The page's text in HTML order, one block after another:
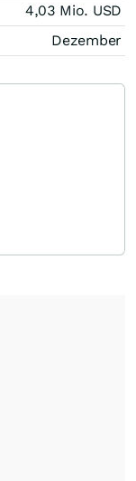
4,03 Mio. USD
Dezember